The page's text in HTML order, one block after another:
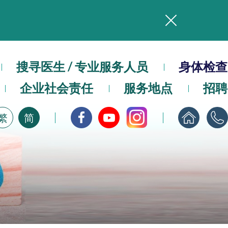
请即下载
搜寻医生 / 专业服务人员
身体检查
企业社会责任
服务地点 招聘
简